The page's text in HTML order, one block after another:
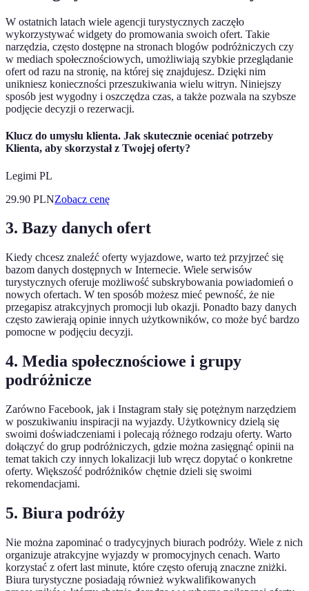
W ostatnich latach wiele agencji turystycznych zaczęło
wykorzystywać widgety do promowania swoich ofert. Takie
narzędzia, często dostępne na stronach blogów podróżniczych czy
w mediach społecznościowych, umożliwiają szybkie przeglądanie
ofert od razu na stronię, na której się znajdujesz. Dzięki nim
unikniesz konieczności przeszukiwania wielu witryn. Niniejszy
sposób jest wygodny i oszczędza czas, a także pozwala na szybsze
podjęcie decyzji o rezerwacji.
Klucz do umysłu klienta. Jak skutecznie oceniać potrzeby
Klienta, aby skorzystał z Twojej oferty?
Legimi PL
29.90 PLNZobacz cenę
3. Bazy danych ofert
Kiedy chcesz znaleźć oferty wyjazdowe, warto też przyjrzeć się
bazom danych dostępnych w Internecie. Wiele serwisów
turystycznych oferuje możliwość subskrybowania powiadomień o
nowych ofertach. W ten sposób możesz mieć pewność, że nie
przegapisz atrakcyjnych promocji lub okazji. Ponadto bazy danych
często zawierają opinie innych użytkowników, co może być bardzo
pomocne w podjęciu decyzji.
4. Media społecznościowe i grupy
podróżnicze
Zarówno Facebook, jak i Instagram stały się potężnym narzędziem
w poszukiwaniu inspiracji na wyjazdy. Użytkownicy dzielą się
swoimi doświadczeniami i polecają różnego rodzaju oferty. Warto
dołączyć do grup podróżniczych, gdzie można zasięgnąć opinii na
temat takich czy innych lokalizacji lub wręcz dopytać o konkretne
oferty. Większość podróżników chętnie dzieli się swoimi
rekomendacjami.
5. Biura podróży
Nie można zapominać o tradycyjnych biurach podróży. Wiele z nich
organizuje atrakcyjne wyjazdy w promocyjnych cenach. Warto
korzystać z ofert last minute, które często oferują znaczne zniżki.
Biura turystyczne posiadają również wykwalifikowanych